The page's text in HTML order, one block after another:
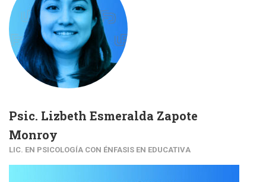
Psic. Lizbeth Esmeralda Zapote
Monroy
LIC. EN PSICOLOGÍA CON ÉNFASIS EN EDUCATIVA